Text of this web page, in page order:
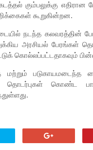
கும்பலுக்கு
கூறுகின்றன.
நடந்த கலவரத்தின்
அரசியல் பேரங்கள்
கொல்லப்பட்டதாகவும்
படுகாயமடைந்த
தொடர்புகள் கொண்ட